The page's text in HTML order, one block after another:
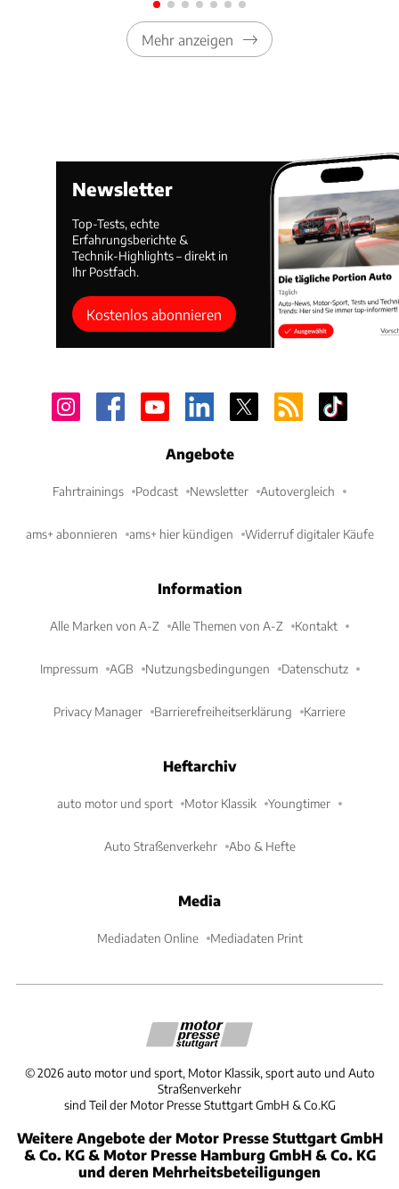
Mehr anzeigen
Newsletter
Top-Tests, echte
Erfahrungsberichte &
Technik-Highlights – direkt in
Ihr Postfach.
Kostenlos abonnieren
Angebote
Fahrtrainings Podcast Newsletter Autovergleich
ams+ abonnieren ams+ hier kündigen Widerruf digitaler Käufe
Information
Alle Marken von A-Z Alle Themen von A-Z Kontakt
Impressum AGB Nutzungsbedingungen Datenschutz
Privacy Manager Barrierefreiheitserklärung Karriere
Heftarchiv
auto motor und sport Motor Klassik Youngtimer
Auto Straßenverkehr Abo & Hefte
Media
Mediadaten Online Mediadaten Print
©2026 auto motor und sport, Motor Klassik, sport auto und Auto
Straßenverkehr
sind Teil der Motor Presse Stuttgart GmbH & Co.KG
Weitere Angebote der Motor Presse Stuttgart GmbH
& Co. KG & Motor Presse Hamburg GmbH & Co. KG
und deren Mehrheitsbeteiligungen